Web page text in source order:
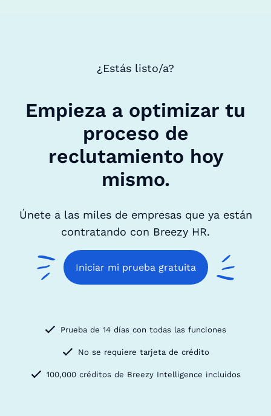
¿Estás listo/a?
Empieza a optimizar tu
proceso de
reclutamiento hoy
mismo.
Únete a las miles de empresas que ya están
contratando con Breezy HR.
Iniciar mi prueba gratuita
Prueba de 14 días con todas las funciones
No se requiere tarjeta de crédito
100,000 créditos de Breezy Intelligence incluidos